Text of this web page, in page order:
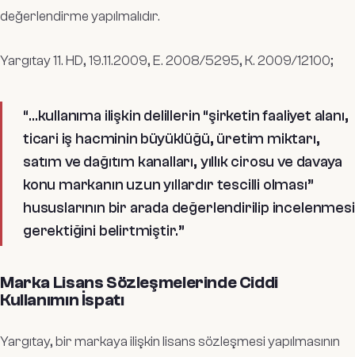
değerlendirme yapılmalıdır.
Yargıtay 11. HD, 19.11.2009, E. 2008/5295, K. 2009/12100;
“…kullanıma ilişkin delillerin “şirketin faaliyet alanı,
ticari iş hacminin büyüklüğü, üretim miktarı,
satım ve dağıtım kanalları, yıllık cirosu ve davaya
konu markanın uzun yıllardır tescilli olması”
hususlarının bir arada değerlendirilip incelenmesi
gerektiğini belirtmiştir.”
Marka Lisans Sözleşmelerinde Ciddi
Kullanımın İspatı
Yargıtay, bir markaya ilişkin lisans sözleşmesi yapılmasının